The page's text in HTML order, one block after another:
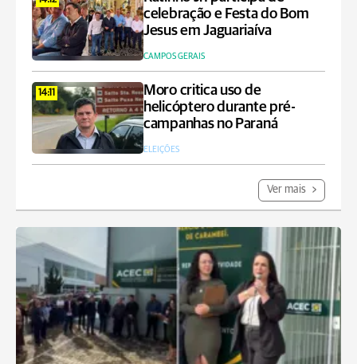
celebração e Festa do Bom
Jesus em Jaguariaíva
CAMPOS GERAIS
14:11
Moro critica uso de
helicóptero durante pré-
campanhas no Paraná
ELEIÇÕES
Ver mais